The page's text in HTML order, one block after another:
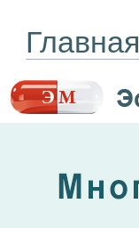
Главная